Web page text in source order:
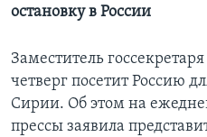
остановку в России
Заместитель
четверг посетит Россию
Сирии. Об этом на
прессы заявила